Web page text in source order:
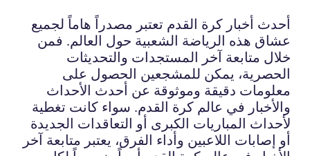
أحدث أخبار كرة القدم تعتبر مصدراً هاماً لجميع
عشاق هذه الرياضة الشعبية حول العالم. فمن
خلال متابعة آخر المستجدات والتحديثات
الحصرية، يمكن للمشجعين الحصول على
معلومات دقيقة وموثوقة عن أحدث الأحداث
والأخبار في عالم كرة القدم. سواء كانت تغطية
لأحداث المباريات الكبرى أو التعاقدات الجديدة
أو إصابات اللاعبين وأداء الفرق، يعتبر متابعة آخر